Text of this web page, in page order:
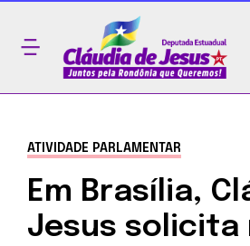
ATIVIDADE PARLAMENTAR
Em Brasília,
Jesus solicita